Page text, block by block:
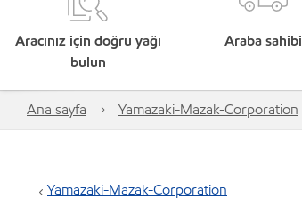
Aracınız için doğru yağı
bulun
Araba sahibi
Ana sayfa Yamazaki-Mazak-Corporation
Yamazaki-Mazak-Corporation